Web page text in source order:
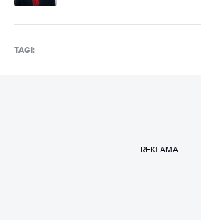
TAGI:
REKLAMA